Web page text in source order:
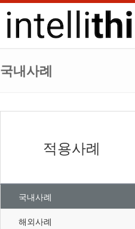
국내사례
적용사례
국내사례
해외사례